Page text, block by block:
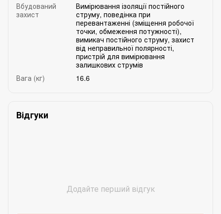
Вбудований
захист
Вимірювання ізоляції постійного
струму, поведінка при
перевантаженні (зміщення робочої
точки, обмеження потужності),
вимикач постійного струму, захист
від неправильної полярності,
пристрій для вимірювання
залишкових струмів
Вага (кг)
16.6
Відгуки
Додайте перший відгук